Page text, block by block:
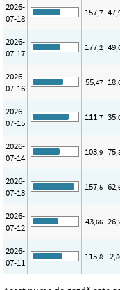
2026-
07-18
157,7 47
2026-
07-17
177,2 49
2026-
07-16
55,47 18
2026-
07-15
111,7 35
2026-
07-14
103,9 75
2026-
07-13
157,5 62
2026-
07-12
43,66 26
2026-
07-11
115,8 2